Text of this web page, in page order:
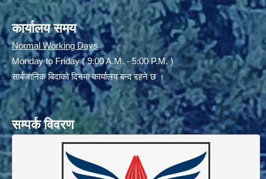
कार्यालय समय
Normal Working Days
Monday to Friday ( 9:00 A.M. - 5:00 P.M. )
सार्बजानिक बिदाको दिनमा कार्यालय बन्द रहने छ ।
सम्पर्क विवरण